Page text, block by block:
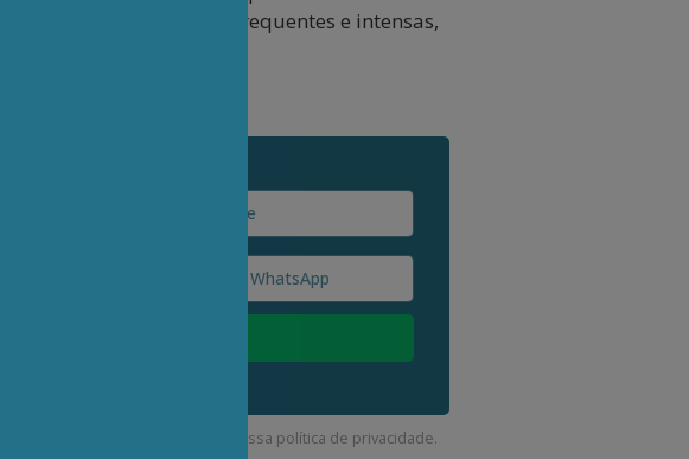
cheias cada vez mais frequentes e intensas,
de energia elétrica.
e-mails e concorda com a nossa política de privacidade.